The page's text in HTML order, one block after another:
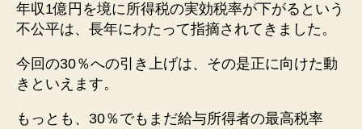
年収1億円を境に所得税の実効税率が下がるという
不公平は、長年にわたって指摘されてきました。
今回の30％への引き上げは、その是正に向けた動
きといえます。
もっとも、30％でもまだ給与所得者の最高税率